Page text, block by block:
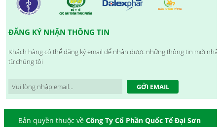
ĐĂNG KÝ NHẬN THÔNG TIN
Khách hàng có thể đăng ký email để nhận được những thông tin mới nhất
từ chúng tôi
GỞI EMAIL
Bản quyền thuộc về Công Ty Cổ Phần Quốc Tế Đại Sơn